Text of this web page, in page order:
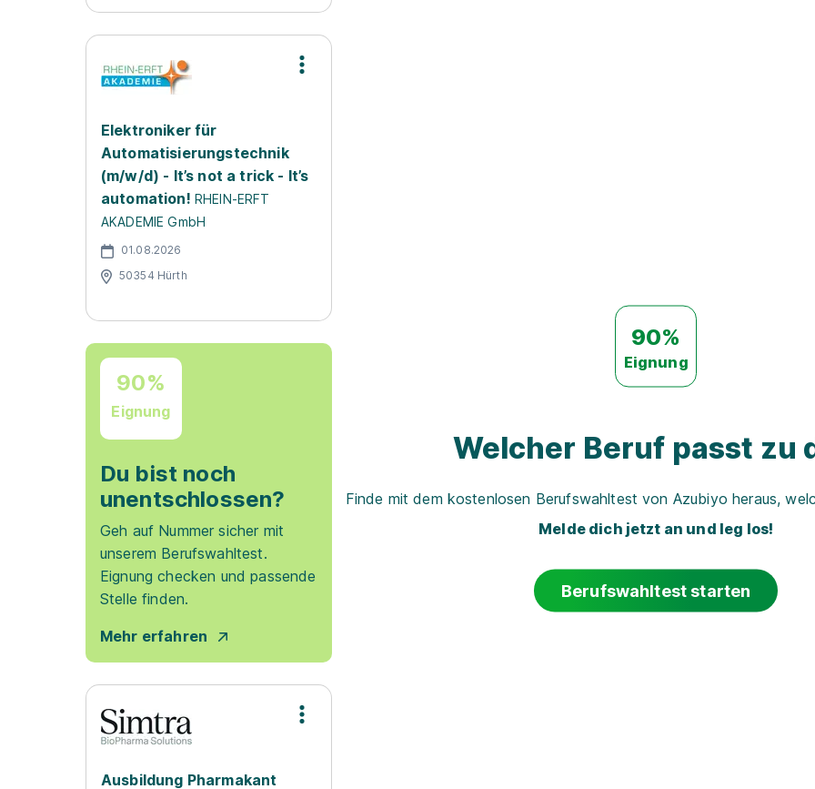
Elektroniker für
Automatisierungstechnik
(m/w/d) - It’s not a trick - It’s
automation! RHEIN-ERFT
AKADEMIE GmbH
01.08.2026
50354 Hürth
90%
Eignung
Du bist noch
unentschlossen?
Geh auf Nummer sicher mit
unserem Berufswahltest.
Eignung checken und passende
Stelle finden.
Mehr erfahren
Ausbildung Pharmakant
90%
Eignung
Welcher Beruf passt zu
Finde mit dem kostenlosen Berufswahltest von Azubiyo heraus,
Melde dich jetzt an und leg los!
Berufswahltest starten